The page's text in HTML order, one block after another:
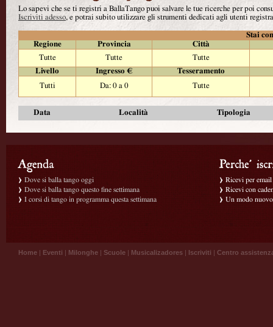
Lo sapevi che se ti registri a BallaTango puoi salvare le tue ricerche per poi
Iscriviti adesso, e potrai subito utilizzare gli strumenti dedicati agli utenti
Stai
Regione
Provincia
Città
Tutte
Tutte
Tutte
Livello
Ingresso €
Tesseramento
Tutti
Da: 0 a 0 Tutte
Data Località Tipologia
Dove si balla tango oggi
Dove si balla tango questo fine settimana
I corsi di tango in programma questa settimana
Ricevi per
Ricevi con
Un modo
Home | Eventi | Milonghe | Scuole | Musicalizadores | Iscriviti | Centro